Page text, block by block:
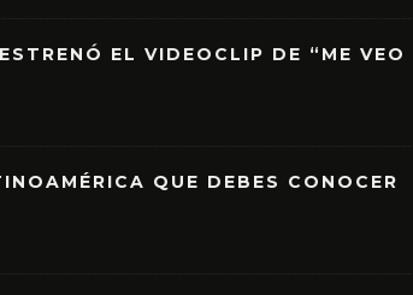
EL VIDEOCLIP DE “ME VEO
QUE DEBES CONOCER